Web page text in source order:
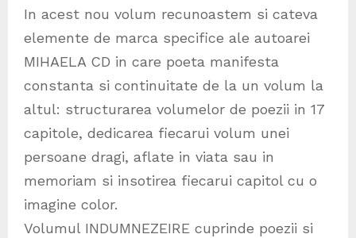
In acest nou volum recunoastem si cateva
elemente de marca specifice ale autoarei
MIHAELA CD in care poeta manifesta
constanta si continuitate de la un volum la
altul: structurarea volumelor de poezii in 17
capitole, dedicarea fiecarui volum unei
persoane dragi, aflate in viata sau in
memoriam si insotirea fiecarui capitol cu o
imagine color.
Volumul INDUMNEZEIRE cuprinde poezii si